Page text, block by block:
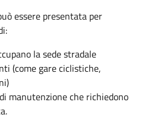
essere presentata per
la sede stradale
(come gare ciclistiche,
manutenzione che richiedono